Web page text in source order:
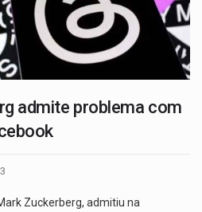
admite problema com
Zuckerberg, admitiu na